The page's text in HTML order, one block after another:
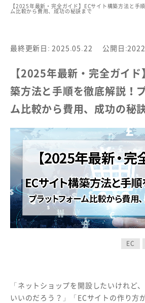
【2025年最新・完全ガイド】ECサイト構築方法と手
ム比較から費用、成功の秘訣まで
最終更新日: 2025.05.22 公開日
【2025年最新・完全ガイ
築方法と手順を徹底解説！
ム比較から費用、成功の秘
EC
「ネットショップを開設したいけれど
いいのだろう？」「ECサイトの作り方